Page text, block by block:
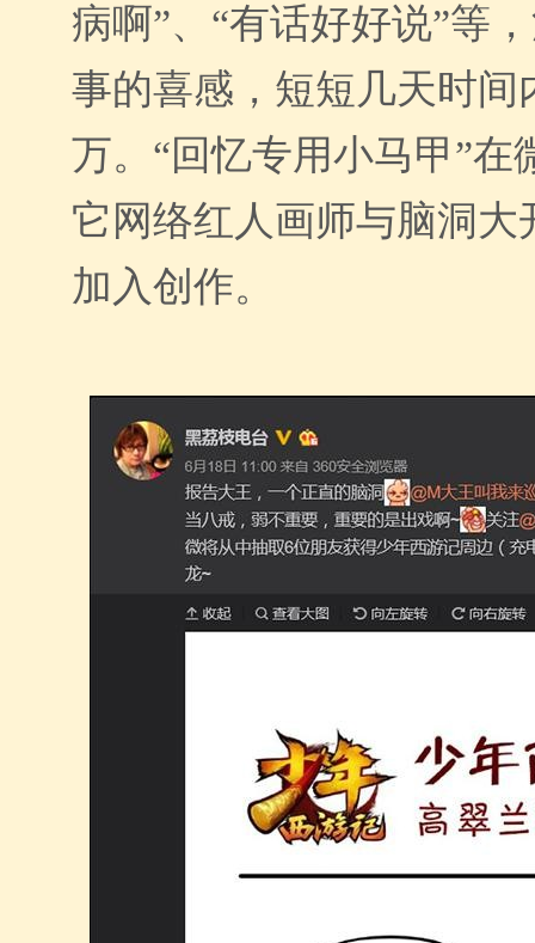
病啊”、“有话好好说”等
事的喜感，短短几天时间
万。“回忆专用小马甲”在
它网络红人画师与脑洞大
加入创作。